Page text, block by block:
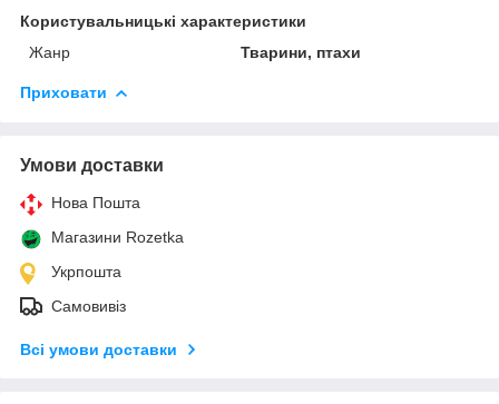
Користувальницькі характеристики
Жанр
Тварини, птахи
Приховати
Умови доставки
Нова Пошта
Магазини Rozetka
Укрпошта
Самовивіз
Всі умови доставки